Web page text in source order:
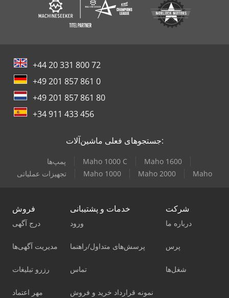
+44 20 331 800 72
+49 201 857 861 0
+49 201 857 861 80
+34 911 433 456
جستجوهای فعلی ماشین‌آلات:
پمپ‌ها Maho 1000 C
Maho 1600
تجهیزات عملیاتی
Maho 1000 Maho 2000 Maho
فروش
درج آگهی
مدیریت آگهی‌ها
رزرو تبلیغات
مهر اعتماد
خدمات و پشتیبانی
ورود
پرسش‌های متداول/راهنما
تماس
نمونه قرارداد خرید و فروش
شرکت
درباره ما
پرس
شغل‌ها